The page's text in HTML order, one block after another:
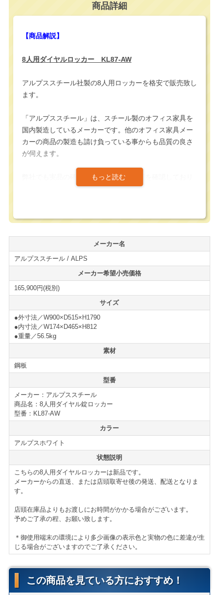
商品詳細
【商品解説】
8人用ダイヤルロッカー KL87-AW
アルプススチール社製の8人用ロッカーを格安で販売致し
ます。
「アルプススチール」は、スチール製のオフィス家具を
国内製造しているメーカーです。他のオフィス家具メー
カーの商品の製造も請け負っている事からも品質の良さ
が伺えます。
弊社でも実品の確認を行い、確かな品質を確認しており
ます。販売・搬入実績も多数ございますので安心してお
スタンダードなロッカーですが、国内製造のロッカーだ
けあり、安価で販売されるノックダウン（組立）の海外
生産品と比べると丈夫で長くお使い頂ける良質なロッカ
ーです。
ダイヤル錠ロッカーは、キーレスで使用できる利便性の
高いロッカーであると同時に、特定の個人ロッカーの場
所を定めず、不特定多数の人によってフレキシブルな使
い方をする事が可能な利便性の高いロッカーです。
また、別売りオプションのマスター治具によって、開錠
ナンバーが分からなくなってしまった際の非常開錠も可
能になります。
ダイヤルロッカーの最大の利点は鍵の管理が不要な所に
あります。本来、鍵の紛失や、未返却での退職等、ロッ
カーの鍵の管理は労力が必要となります。
その点、ダイヤルロッカーは、非常解錠キーを用いた少
ない労力での管理が可能となります。
高品質で利便性の高いお勧めのロッカーです。
ロッカーの新増設、買い替えの際には是非ご検討下さ
い。
仕様・付属品
■ハンガーバー
■網棚
■ネクタイ掛け
＊サイズ等の詳細はページ下部に記載がございます。
メーカー名
アルプススチール / ALPS
メーカー希望小売価格
165,900円(税別)
サイズ
●外寸法／W900×D515×H1790
●内寸法／W174×D465×H812
●重量／56.5kg
素材
鋼板
型番
メーカー：アルプススチール
商品名：8人用ダイヤル錠ロッカー
型番：KL87-AW
カラー
アルプスホワイト
状態説明
こちらの8人用ダイヤルロッカーは新品です。
メーカーからの直送、または店頭取寄せ後の発送、配送となりま
す。
店頭在庫品よりもお渡しにお時間がかかる場合がございます。
予めご了承の程、お願い致します。
＊御使用端末の環境により多少画像の表示色と実物の色に差違が生
じる場合がございますのでご了承ください。
この商品を見ている方におすすめ！